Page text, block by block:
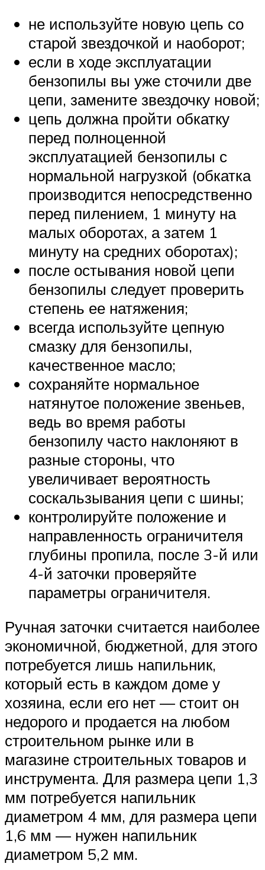
не используйте новую цепь со
старой звездочкой и наоборот;
если в ходе эксплуатации
бензопилы вы уже сточили две
цепи, замените звездочку новой;
цепь должна пройти обкатку
перед полноценной
эксплуатацией бензопилы с
нормальной нагрузкой (обкатка
производится непосредственно
перед пилением, 1 минуту на
малых оборотах, а затем 1
минуту на средних оборотах);
после остывания новой цепи
бензопилы следует проверить
степень ее натяжения;
всегда используйте цепную
смазку для бензопилы,
качественное масло;
сохраняйте нормальное
натянутое положение звеньев,
ведь во время работы
бензопилу часто наклоняют в
разные стороны, что
увеличивает вероятность
соскальзывания цепи с шины;
контролируйте положение и
направленность ограничителя
глубины пропила, после 3-й или
4-й заточки проверяйте
параметры ограничителя.
Ручная заточки считается наиболее
экономичной, бюджетной, для этого
потребуется лишь напильник,
который есть в каждом доме у
хозяина, если его нет — стоит он
недорого и продается на любом
строительном рынке или в
магазине строительных товаров и
инструмента. Для размера цепи 1,3
мм потребуется напильник
диаметром 4 мм, для размера цепи
1,6 мм — нужен напильник
диаметром 5,2 мм.